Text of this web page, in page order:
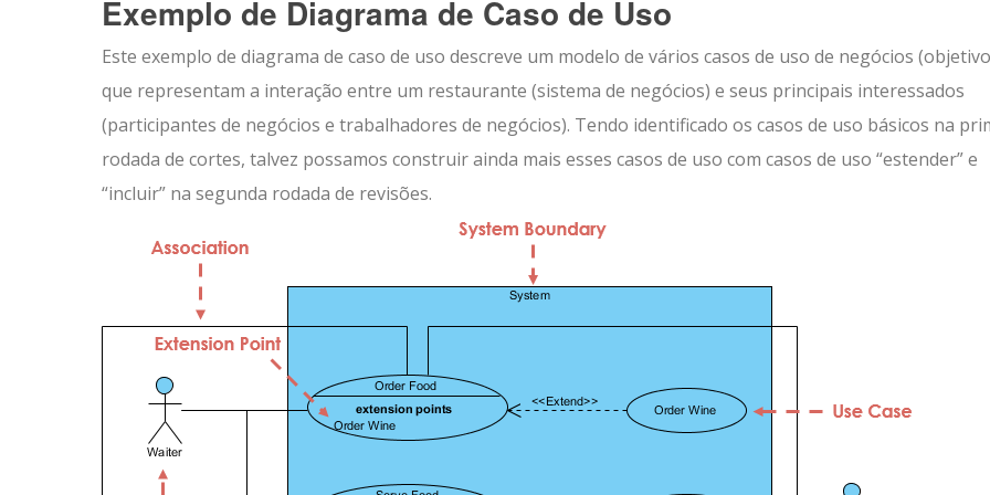
Exemplo de Diagrama de Caso de Uso
Este exemplo de diagrama de caso de uso descreve um modelo de vários casos de uso de negócios
que representam a interação entre um restaurante (sistema de negócios) e seus principais interessados ​​
(participantes de negócios e trabalhadores de negócios). Tendo identificado os casos de uso básicos na
rodada de cortes, talvez possamos construir ainda mais esses casos de uso com casos de uso “estender” e
“incluir” na segunda rodada de revisões.